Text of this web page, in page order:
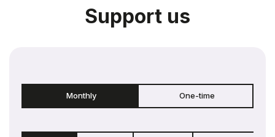
Support us
Monthly One-time